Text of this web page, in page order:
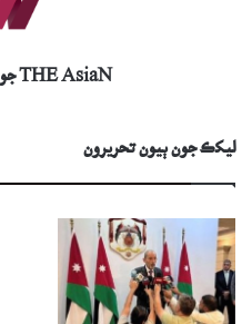
THE AsiaN جو ايڊيٽر (Editor)
ليکڪ جون ٻيون تحريرون